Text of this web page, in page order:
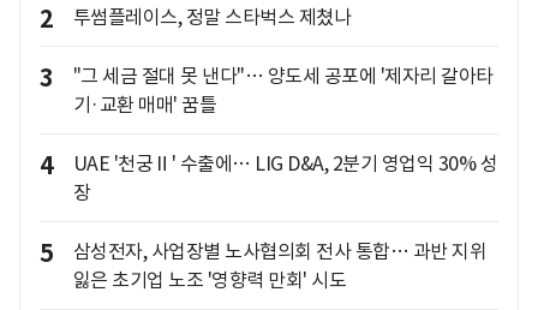
2 투썸플레이스, 정말 스타벅스 제쳤나
3
"그 세금 절대 못 낸다"… 양도세 공포에 '제자리 갈아타
기·교환 매매' 꿈틀
4
UAE '천궁Ⅱ' 수출에… LIG D&A, 2분기 영업익 30% 성
장
5
삼성전자, 사업장별 노사협의회 전사 통합… 과반 지위
잃은 초기업 노조 '영향력 만회' 시도